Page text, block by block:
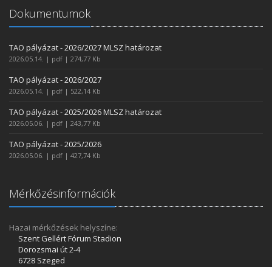
Dokumentumok
TAO pályázat - 2026/2027 MLSZ határozat
2026.05.14. | pdf | 274,77 Kb
TAO pályázat - 2026/2027
2026.05.14. | pdf | 522,14 Kb
TAO pályázat - 2025/2026 MLSZ határozat
2026.05.06. | pdf | 243,77 Kb
TAO pályázat - 2025/2026
2026.05.06. | pdf | 427,74 Kb
Mérkőzésinformációk
Hazai mérkőzések helyszíne:
Szent Gellért Fórum Stadion
Dorozsmai út 2-4
6728 Szeged